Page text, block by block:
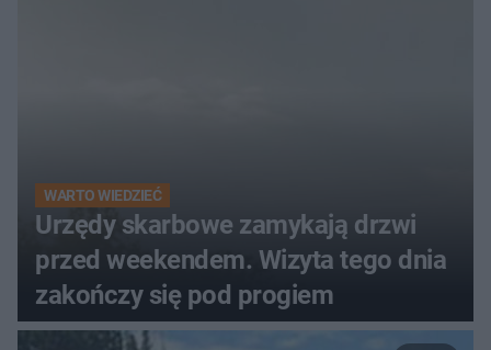
WARTO WIEDZIEĆ
Urzędy skarbowe zamykają drzwi
przed weekendem. Wizyta tego dnia
zakończy się pod progiem